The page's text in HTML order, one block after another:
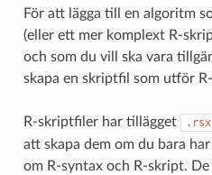
För att lägga till en algoritm
(eller ett mer komplext R-
och som du vill ska vara
skapa en skriptfil som utför
R-skriptfiler har tillägget .rsx
att skapa dem om du bara
om R-syntax och R-skript.